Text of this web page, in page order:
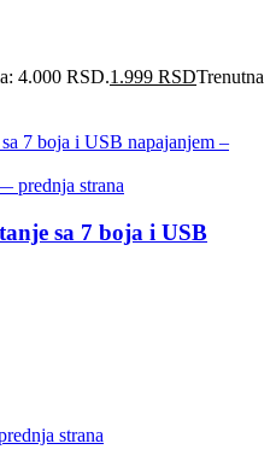
4.000 RSD.1.999 RSDTrenutna
sa 7 boja i USB